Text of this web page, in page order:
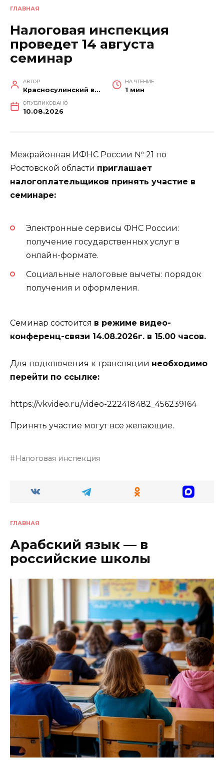
ГЛАВНАЯ
Налоговая инспекция
проведет 14 августа
семинар
АВТОР
Красносулинский вестник
НА ЧТЕНИЕ
1 мин
ОПУБЛИКОВАНО
10.08.2026
Межрайонная ИФНС России № 21 по
Ростовской области приглашает
налогоплательщиков принять участие в
семинаре:
Электронные сервисы ФНС России:
получение государственных услуг в
онлайн-формате.
Социальные налоговые вычеты: порядок
получения и оформления.
Семинар состоится в режиме видео-
конференц-связи 14.08.2026г. в 15.00 часов.
Для подключения к трансляции необходимо
перейти по ссылке:
https://vkvideo.ru/video-222418482_456239164
Принять участие могут все желающие.
Налоговая инспекция
ГЛАВНАЯ
Арабский язык — в
российские школы